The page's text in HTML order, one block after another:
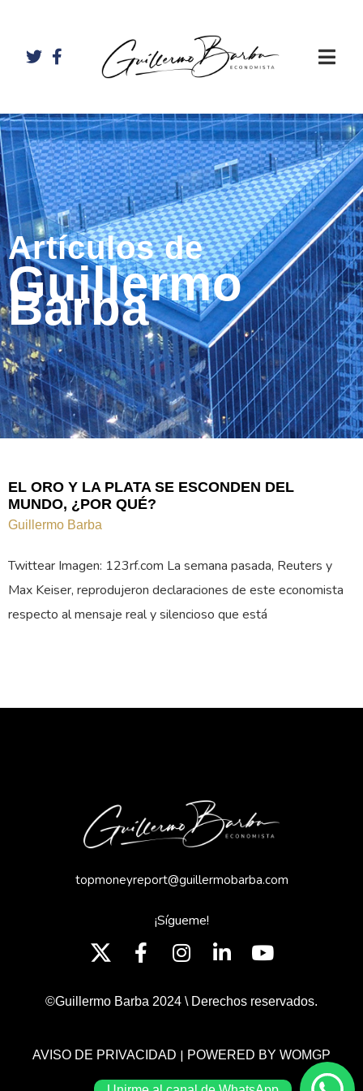
Artículos de
Guillermo
Barba
EL ORO Y LA PLATA SE ESCONDEN DEL
MUNDO, ¿POR QUÉ?
Guillermo Barba
Twittear Imagen: 123rf.com La semana pasada, Reuters y
Max Keiser, reprodujeron declaraciones de este economista
respecto al mensaje real y silencioso que está
topmoneyreport@guillermobarba.com
¡Sígueme!
©Guillermo Barba 2024 \ Derechos reservados.
AVISO DE PRIVACIDAD | POWERED BY WOMGP